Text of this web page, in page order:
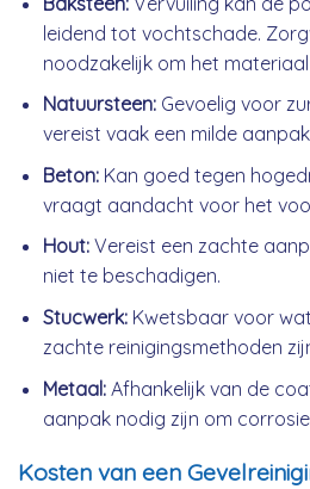
leidend tot vochtschade.
noodzakelijk om het
Natuursteen:Gevoelig voor
vereist vaak een milde
Beton:Kan goed tegen
vraagt aandacht voor het
Hout:Vereist een zachte
niet te beschadigen.
Stucwerk:Kwetsbaar voor
zachte reinigingsmethoden
Metaal:Afhankelijk van de
aanpak nodig zijn om
Kosten van een